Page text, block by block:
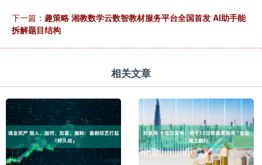
下一篇： 趣策略 湘教数学云数智教材服务平台全国首发 AI助手能
拆解题目结构
相关文章